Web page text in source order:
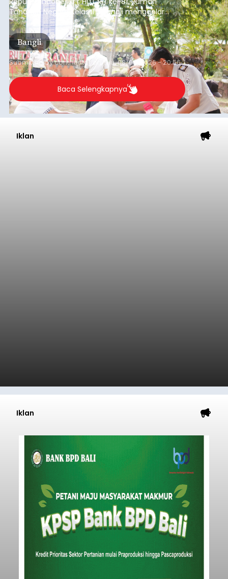
Tahanan Negara Kelas II B Bangli menggelar
kegiatan pemeriksaan kesehatan gratis, Rabu
(6/8/2026).
Bangli
Submitted bycontributor Thu, 08/06/2026 - 20:56
Baca Selengkapnya
Iklan
Iklan